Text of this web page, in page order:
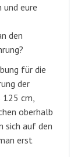
und eure
den
für die
der
cm,
oberhalb
sich auf den
erst